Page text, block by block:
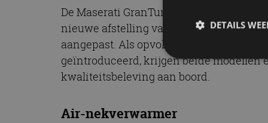
De Maserati GranTurismo en
nieuwe afstelling van de motor en
aangepast. Als opvolgers van de
geïntroduceerd, krijgen beide
kwaliteitsbeleving aan boord.
Air-nekverwarmer
DETAILS